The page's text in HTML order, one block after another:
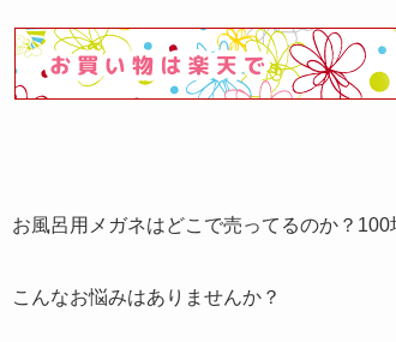
お風呂用メガネはどこで売ってるのか？
こんなお悩みはありませんか？